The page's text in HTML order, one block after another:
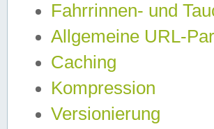
Fahrrinnen- und
Allgemeine URL-
Caching
Kompression
Versionierung